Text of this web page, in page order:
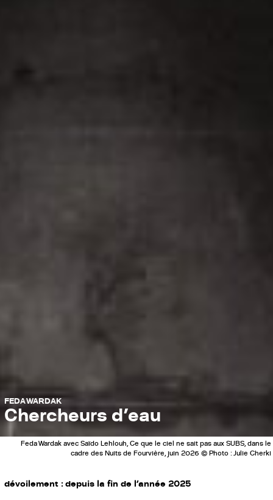
FEDA WARDAK
Chercheurs d’eau
Feda Wardak avec Saïdo Lehlouh, Ce que le ciel ne sait pas aux SUBS, dans le
cadre des Nuits de Fourvière, juin 2026 © Photo : Julie Cherki
dévoilement : depuis la fin de l’année 2025